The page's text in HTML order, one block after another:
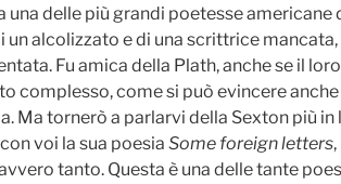
una delle più grandi poetesse americane
un alcolizzato e di una scrittrice mancata,
Fu amica della Plath, anche se il loro
complesso, come si può evincere anche
Ma tornerò a parlarvi della Sexton più in
voi la sua poesia Some foreign letters
tanto. Questa è una delle tante